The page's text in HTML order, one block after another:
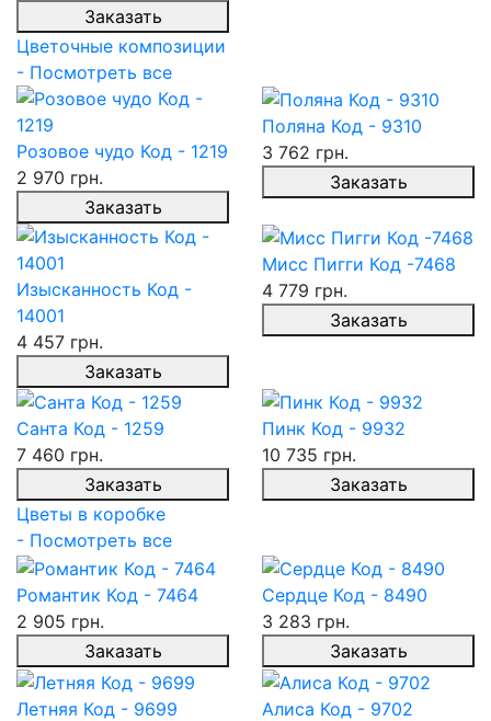
Заказать
Цветочные композиции
- Посмотреть все
Розовое чудо Код - 1219
2 970 грн.
Заказать
Поляна Код - 9310
3 762 грн.
Заказать
Изысканность Код -
14001
4 457 грн.
Заказать
Мисс Пигги Код -7468
4 779 грн.
Заказать
Санта Код - 1259
7 460 грн.
Заказать
Пинк Код - 9932
10 735 грн.
Заказать
Цветы в коробке
- Посмотреть все
Романтик Код - 7464
2 905 грн.
Заказать
Сердце Код - 8490
3 283 грн.
Заказать
Летняя Код - 9699
Алиса Код - 9702